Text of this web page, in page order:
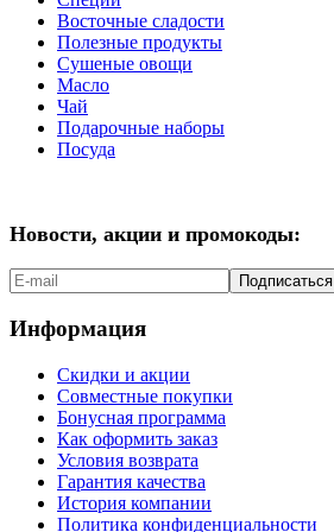
Восточные сладости
Полезные продукты
Сушеные овощи
Масло
Чай
Подарочные наборы
Посуда
Новости, акции и промокоды:
Подписаться
Информация
Скидки и акции
Совместные покупки
Бонусная программа
Как оформить заказ
Условия возврата
Гарантия качества
История компании
Политика конфиденциальности